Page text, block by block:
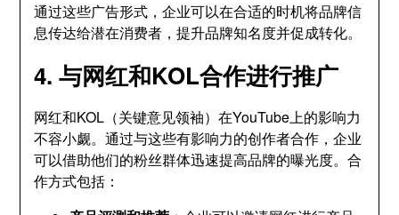
通过这些广告形式，企业可以在合适的时机将品牌信
息传达给潜在消费者，提升品牌知名度并促成转化。
4. 与网红和KOL合作进行推广
网红和KOL（关键意见领袖）在YouTube上的影响力
不容小觑。通过与这些有影响力的创作者合作，企业
可以借助他们的粉丝群体迅速提高品牌的曝光度。合
作方式包括：